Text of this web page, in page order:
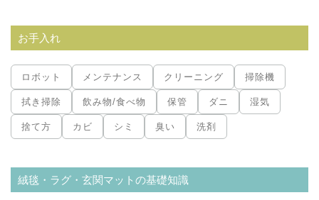
お手入れ
ロボット メンテナンス クリーニング 掃除機
拭き掃除 飲み物/食べ物 保管 ダニ 湿気
捨て方 カビ シミ 臭い 洗剤
絨毯・ラグ・玄関マットの基礎知識